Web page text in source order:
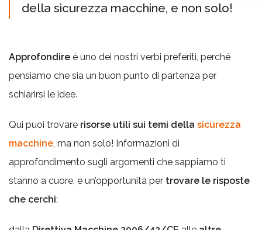
della sicurezza macchine, e non solo!
Approfondire è uno dei nostri verbi preferiti, perché
pensiamo che sia un buon punto di partenza per
schiarirsi le idee.
Qui puoi trovare risorse utili sui temi della sicurezza
macchine, ma non solo! Informazioni di
approfondimento sugli argomenti che sappiamo ti
stanno a cuore, e un’opportunità per trovare le risposte
che cerchi: